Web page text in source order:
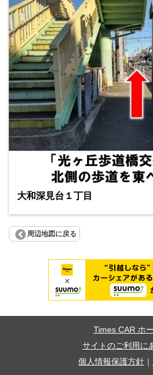
大和深見台１丁目
周辺地図に戻る
Times CAR ホ
サイトのご利用に
個人情報保護方針